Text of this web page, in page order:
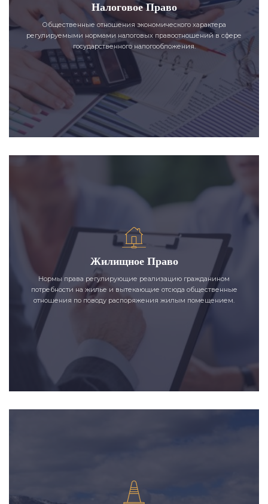
Налоговое Право
Общественные отношения экономического характера
регулируемыми нормами налоговых правоотношений в сфере
государственного налогообложения.
Жилищное Право
Нормы права регулирующие реализацию гражданином
потребности на жилье и вытекающие отсюда общественные
отношения по поводу распоряжения жилым помещением.